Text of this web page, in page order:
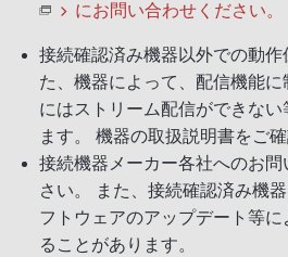
にお問い合わせください。
接続確認済み機器以外での動作
た、機器によって、配信機能
にはストリーム配信ができない
ます。 機器の取扱説明書をご確
接続機器メーカー各社へのお
さい。 また、接続確認済み機
フトウェアのアップデート等
ることがあります。